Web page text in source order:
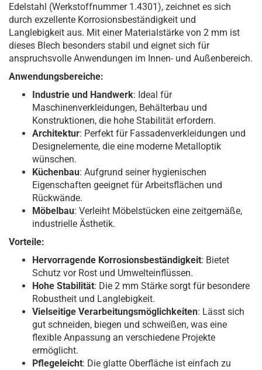
Edelstahl (Werkstoffnummer 1.4301), zeichnet es sich
durch exzellente Korrosionsbeständigkeit und
Langlebigkeit aus. Mit einer Materialstärke von 2 mm ist
dieses Blech besonders stabil und eignet sich für
anspruchsvolle Anwendungen im Innen- und Außenbereich.
Anwendungsbereiche:
Industrie und Handwerk: Ideal für
Maschinenverkleidungen, Behälterbau und
Konstruktionen, die hohe Stabilität erfordern.
Architektur: Perfekt für Fassadenverkleidungen und
Designelemente, die eine moderne Metalloptik
wünschen.
Küchenbau: Aufgrund seiner hygienischen
Eigenschaften geeignet für Arbeitsflächen und
Rückwände.
Möbelbau: Verleiht Möbelstücken eine zeitgemäße,
industrielle Ästhetik.
Vorteile:
Hervorragende Korrosionsbeständigkeit: Bietet
Schutz vor Rost und Umwelteinflüssen.
Hohe Stabilität: Die 2 mm Stärke sorgt für besondere
Robustheit und Langlebigkeit.
Vielseitige Verarbeitungsmöglichkeiten: Lässt sich
gut schneiden, biegen und schweißen, was eine
flexible Anpassung an verschiedene Projekte
ermöglicht.
Pflegeleicht: Die glatte Oberfläche ist einfach zu